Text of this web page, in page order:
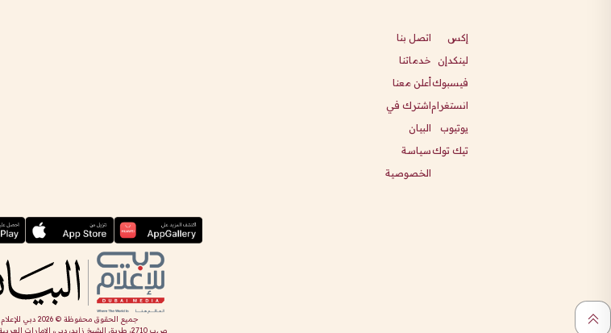
إكس
لينكدإن
فيسبوك
انستغرام
يوتيوب
تيك توك
اتصل بنا
خدماتنا
أعلن معنا
اشترك في
البيان
سياسة
الخصوصية
جميع الحقوق محفوظة ©2026 دبي للإعلام
ص.ب 2710، طريق الشيخ زايد، دبي، الإمارات العربية المتحدة